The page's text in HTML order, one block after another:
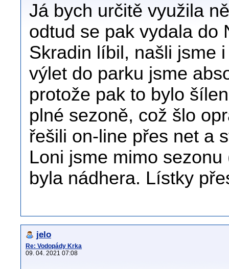
Já bych určitě využila
odtud se pak vydala do
Skradin líbil, našli jsme
výlet do parku jsme
protože pak to bylo
plné sezoně, což šlo
řešili on-line přes net a
Loni jsme mimo
byla nádhera. Lístky
jelo
Re: Vodopády Krka
09. 04. 2021 07:08